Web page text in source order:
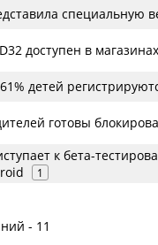
специальную
доступен в
детей
готовы
к бета-
1
- 11